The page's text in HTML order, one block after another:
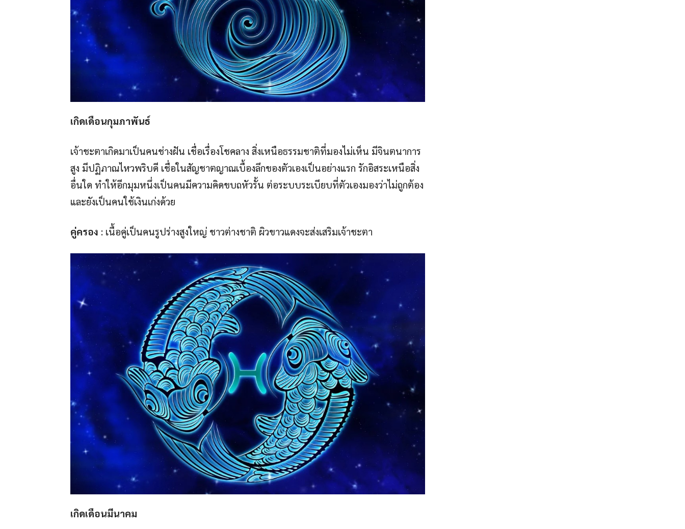
เกิดเดือนกุมภาพันธ์
เจ้าชะตาเกิดมาเป็นคนช่างฝัน เชื่อเรื่องโชคลาง สิ่งเหนือธรรมชาติที่มองไม่เห็น มีจินตนาการ
สูง มีปฏิภาณไหวพริบดี เชื่อในสัญชาตญาณเบื้องลึกของตัวเองเป็นอย่างแรก รักอิสระเหนือสิ่ง
อื่นใด ทำให้อีกมุมหนึ่งเป็นคนมีความคิดขบถหัวรั้น ต่อระบบระเบียบที่ตัวเองมองว่าไม่ถูกต้อง
และยังเป็นคนใช้เงินเก่งด้วย
คู่ครอง : เนื้อคู่เป็นคนรูปร่างสูงใหญ่ ชาวต่างชาติ ผิวขาวแดงจะส่งเสริมเจ้าชะตา
เกิดเดือนมีนาคม